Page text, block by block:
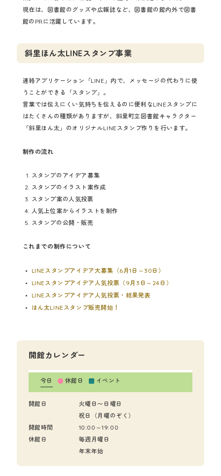
現在は、図書館のグッズや広報誌など、図書館の館内外で図書
館のPRに活躍しています。
斜里ほん太LINEスタンプ事業
連絡アプリケーション「LINE」内で、メッセージの代わりに使
うことができる「スタンプ」。
言葉では伝えにくい気持ちを伝えるのに便利なLINEスタンプに
はたくさんの種類がありますが、斜里町立図書館キャラクター
「斜里ほん太」のオリジナルLINEスタンプ作りを行います。
制作の流れ
スタンプのアイデア募集
スタンプのイラスト案作成
スタンプ案の人気投票
人気上位案からイラストを制作
スタンプの公開・販売
これまでの制作について
LINEスタンプアイデア大募集（6月1日～30日）
LINEスタンプアイデア人気投票（9月3日～24日）
LINEスタンプアイデア人気投票・結果発表
ほん太LINEスタンプ販売開始！
開館カレンダー
今日 休館日 イベント
開館日
火曜日〜日曜日
祝日（月曜のぞく）
開館時間
10:00～19:00
休館日
毎週月曜日
年末年始